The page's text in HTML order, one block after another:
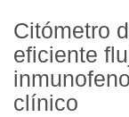
Citómetro
eficiente
clínico